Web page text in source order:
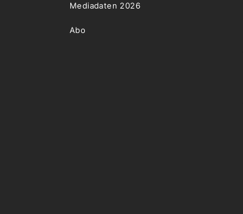
Mediadaten 2026
Abo